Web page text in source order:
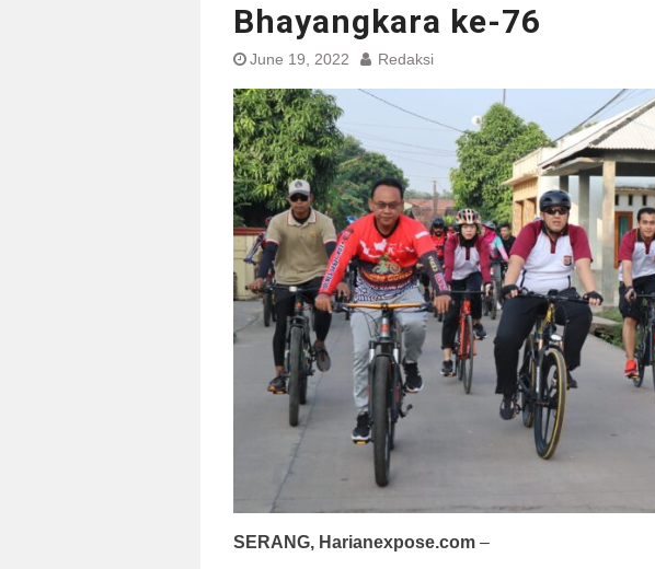
Bhayangkara ke-76
June 19, 2022 Redaksi
SERANG, Harianexpose.com –